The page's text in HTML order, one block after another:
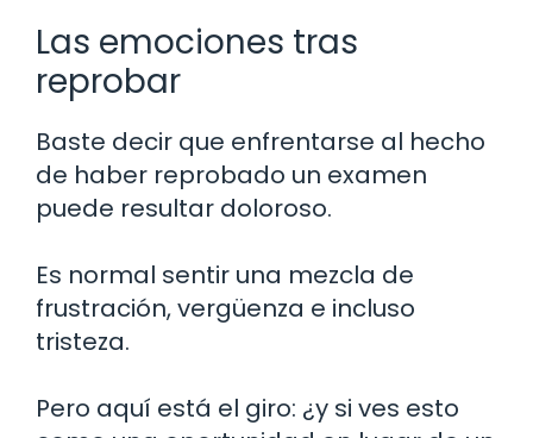
Las emociones tras
reprobar
Baste decir que enfrentarse al hecho
de haber reprobado un examen
puede resultar doloroso.
Es normal sentir una mezcla de
frustración, vergüenza e incluso
tristeza.
Pero aquí está el giro: ¿y si ves esto